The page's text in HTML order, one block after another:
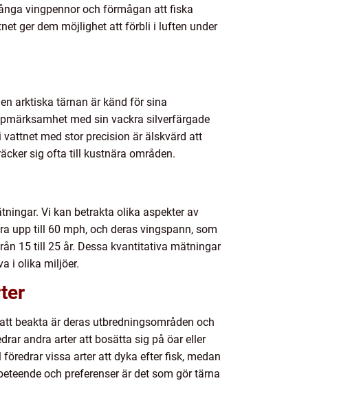
vingpennor och förmågan att fiska
ger dem möjlighet att förbli i luften under
arktiska tärnan är känd för sina
med sin vackra silverfärgade
med stor precision är älskvärd att
sig ofta till kustnära områden.
Vi kan betrakta olika aspekter av
upp till 60 mph, och deras vingspann, som
15 till 25 år. Dessa kvantitativa mätningar
i olika miljöer.
beakta är deras utbredningsområden och
andra arter att bosätta sig på öar eller
vissa arter att dyka efter fisk, medan
och preferenser är det som gör tärna